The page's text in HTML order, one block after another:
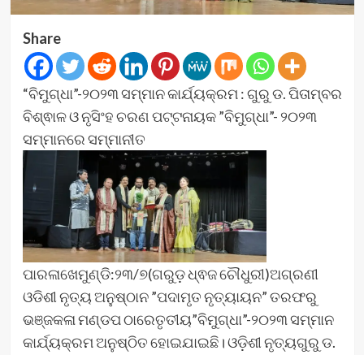
Share
“ବିମୁଗ୍ଧା”-୨୦୨୩ ସମ୍ମାନ କାର୍ଯ୍ୟକ୍ରମ : ଗୁରୁ ଡ. ପିତାମ୍ବର
ବିଶ୍ଵାଳ ଓ ନୃସିଂହ ଚରଣ ପଟ୍ଟନାୟକ ”ବିମୁଗ୍ଧା”- ୨୦୨୩
ସମ୍ମାନରେ ସମ୍ମାନୀତ
ପାରଳାଖେମୁଣ୍ଡି:୨୩/୭(ଗରୁଡ଼ ଧ୍ଵଜ ଚୌଧୁରୀ)ଅଗ୍ରଣୀ
ଓଡିଶୀ ନୃତ୍ୟ ଅନୁଷ୍ଠାନ ”ପଦାମୃତ ନୃତ୍ୟାୟନ” ତରଫରୁ
ଭଞ୍ଜକଳା ମଣ୍ଡପ ଠାରେତୃତୀୟ”ବିମୁଗ୍ଧା”-୨୦୨୩ ସମ୍ମାନ
କାର୍ଯ୍ୟକ୍ରମ ଅନୁଷ୍ଠିତ ହୋଇଯାଇଛି। ଓଡ଼ିଶୀ ନୃତ୍ୟଗୁରୁ ଡ.